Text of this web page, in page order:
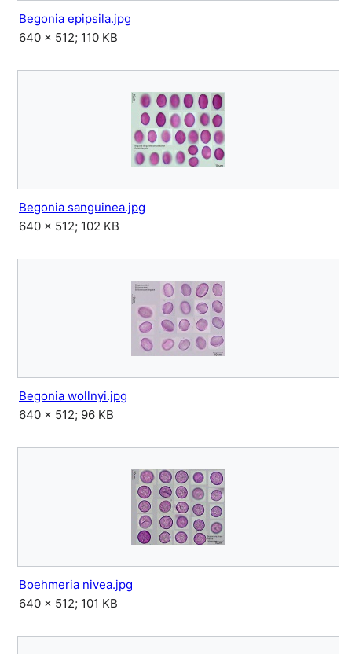
Begonia epipsila.jpg
640 × 512; 110 KB
Begonia sanguinea.jpg
640 × 512; 102 KB
Begonia wollnyi.jpg
640 × 512; 96 KB
Boehmeria nivea.jpg
640 × 512; 101 KB